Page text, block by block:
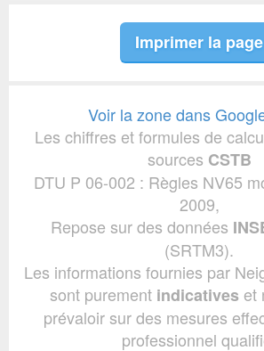
Imprimer la page
Voir la zone dans
Les chiffres et formules de
sources CSTB
DTU P 06-002 : Règles NV65
2009,
Repose sur des données
(SRTM3).
Les informations fournies par
sont purement indicatives et
prévaloir sur des mesures
professionnel